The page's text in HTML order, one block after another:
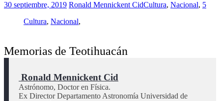
30 septiembre, 2019 Ronald Mennickent CidCultura, Nacional, 5
Cultura, Nacional,
Memorias de Teotihuacán
Ronald Mennickent Cid
Astrónomo, Doctor en Física.
Ex Director Departamento Astronomía Universidad de